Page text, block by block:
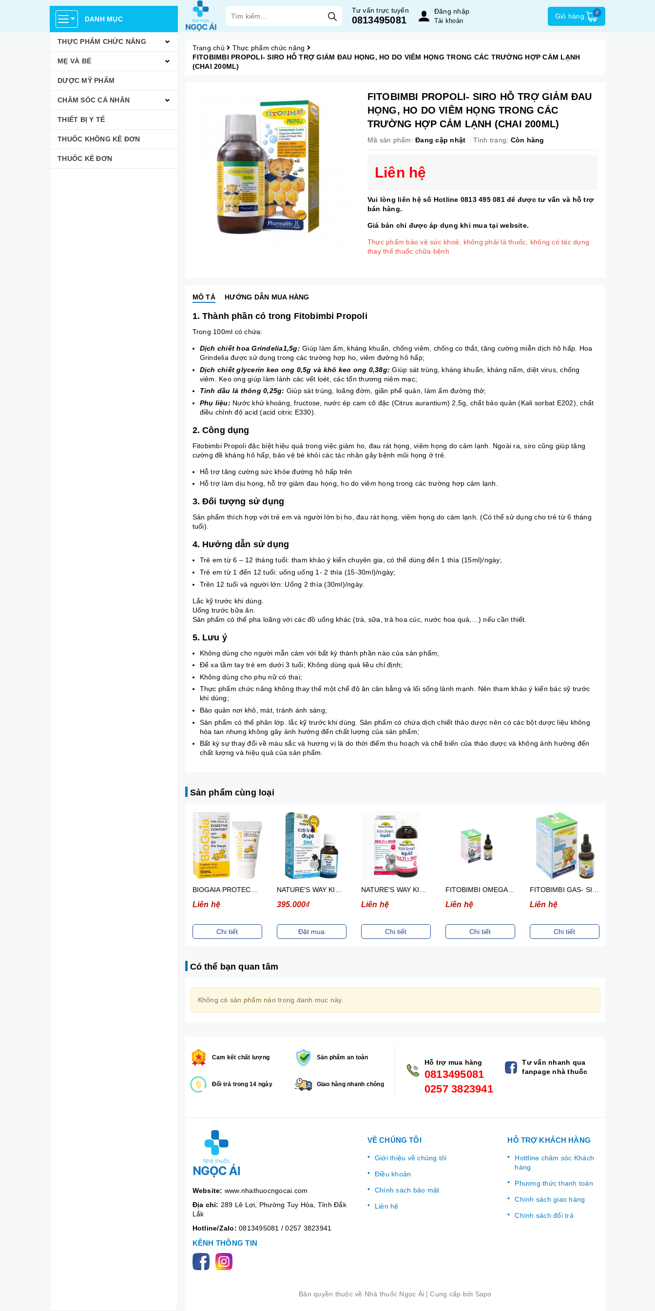
DANH MỤC
THỰC PHẨM CHỨC NĂNG
MẸ VÀ BÉ
DƯỢC MỸ PHẨM
CHĂM SÓC CÁ NHÂN
THIẾT BỊ Y TẾ
THUỐC KHÔNG KÊ ĐƠN
THUỐC KÊ ĐƠN
Tư vấn trực tuyến
0813495081
Đăng nhập
Tài khoản
Giỏ hàng 0
Trang chủ
Thực phẩm chức năng
FITOBIMBI PROPOLI- SIRO HỖ TRỢ GIẢM ĐAU HỌNG, HO DO VIÊM HỌNG TRONG CÁC TRƯỜNG HỢP CẢM LẠNH
(CHAI 200ML)
FITOBIMBI PROPOLI- SIRO HỖ TRỢ GIẢM ĐAU
HỌNG, HO DO VIÊM HỌNG TRONG CÁC
TRƯỜNG HỢP CẢM LẠNH (CHAI 200ML)
Mã sản phẩm: Đang cập nhật Tình trạng: Còn hàng
Liên hệ
Vui lòng liên hệ số Hotline 0813 495 081 để được tư vấn và hỗ trợ
bán hàng.
Giá bán chỉ được áp dụng khi mua tại website.
Thực phẩm bảo vệ sức khoẻ, không phải là thuốc, không có tác dụng
thay thế thuốc chữa bệnh.
MÔ TẢ HƯỚNG DẪN MUA HÀNG
1. Thành phần có trong Fitobimbi Propoli
Trong 100ml có chứa:
Dịch chiết hoa Grindelia1,5g: Giúp làm ấm, kháng khuẩn, chống viêm, chống co thắt, tăng cường miễn dịch hô hấp. Hoa
Grindelia được sử dụng trong các trường hợp ho, viêm đường hô hấp;
Dịch chiết glycerin keo ong 0,5g và khô keo ong 0,38g:Giúp sát trùng, kháng khuẩn, kháng nấm, diệt virus, chống
viêm. Keo ong giúp làm lành các vết loét, các tổn thương niêm mạc;
Tinh dầu lá thông 0,25g: Giúp sát trùng, loãng đờm, giãn phế quản, làm ấm đường thở;
Phụ liệu: Nước khử khoáng, fructose, nước ép cam cô đặc (Citrus aurantium) 2,5g, chất bảo quản (Kali sorbat E202), chất
điều chỉnh độ acid (acid citric E330).
2. Công dụng
Fitobimbi Propoli đặc biệt hiệu quả trong việc giảm ho, đau rát họng, viêm họng do cảm lạnh. Ngoài ra, siro cũng giúp tăng
cường đề kháng hô hấp, bảo vệ bé khỏi các tác nhân gây bệnh mũi họng ở trẻ.
Hỗ trợ tăng cường sức khỏe đường hô hấp trên
‍Hỗ trợ làm dịu họng, hỗ trợ giảm đau họng, ho do viêm họng trong các trường hợp cảm lạnh.
3. Đối tượng sử dụng
‍Sản phẩm thích hợp với trẻ em và người lớn bị ho, đau rát họng, viêm họng do cảm lạnh. (Có thể sử dụng cho trẻ từ 6 tháng
tuổi).
4. Hướng dẫn sử dụng
Trẻ em từ 6 – 12 tháng tuổi: tham khảo ý kiến chuyên gia, có thể dùng đến 1 thìa (15ml)/ngày;
Trẻ em từ 1 đến 12 tuổi: uống uống 1- 2 thìa (15-30ml)/ngày;
Trên 12 tuổi và người lớn: Uống 2 thìa (30ml)/ngày.
Lắc kỹ trước khi dùng.
Uống trước bữa ăn.
Sản phẩm có thể pha loãng với các đồ uống khác (trà, sữa, trà hoa cúc, nước hoa quả,…) nếu cần thiết.
5. Lưu ý
Không dùng cho người mẫn cảm với bất kỳ thành phần nào của sản phẩm;
Để xa tầm tay trẻ em dưới 3 tuổi; Không dùng quá liều chỉ định;
Không dùng cho phụ nữ có thai;
Thực phẩm chức năng không thay thế một chế độ ăn cân bằng và lối sống lành mạnh. Nên tham khảo ý kiến bác sỹ trước
khi dùng;
Bảo quản nơi khô, mát, tránh ánh sáng;
Sản phẩm có thể phân lớp. lắc kỹ trước khi dùng. Sản phẩm có chứa dịch chiết thảo dược nên có các bột dược liệu không
hòa tan nhưng không gây ảnh hưởng đến chất lượng của sản phẩm;
Bất kỳ sự thay đổi về màu sắc và hương vị là do thời điểm thu hoạch và chế biến của thảo dược và không ảnh hưởng đến
chất lượng và hiệu quả của sản phẩm.
Sản phẩm cùng loại
Liên hệ
Chi tiết
395.000₫
Đặt mua
Liên hệ
Chi tiết
FITOBIMBI OMEGA JUNIOR- SIRO HỖ TRỢ PHÁT TRIỂN NÃO CỦA TRẺ (CHAI 30ML )
Liên hệ
Chi tiết
Liên hệ
Chi tiết
Có thể bạn quan tâm
Không có sản phẩm nào trong danh mục này.
Cam kết chất lượng Sản phẩm an toàn
Đổi trả trong 14 ngày Giao hàng nhanh chóng
Hỗ trợ mua hàng
0813495081
0257 3823941
Tư vấn nhanh qua
fanpage nhà thuốc
Website: www.nhathuocngocai.com
Địa chỉ: 289 Lê Lợi, Phường Tuy Hòa, Tỉnh Đắk
Lắk
Hotline/Zalo: 0813495081 /0257 3823941
KÊNH THÔNG TIN
VỀ CHÚNG TÔI
Giới thiệu về chúng tôi
Điều khoản
Chính sách bảo mật
Liên hệ
HỖ TRỢ KHÁCH HÀNG
Hottline chăm sóc Khách
hàng
Phương thức thanh toán
Chính sách giao hàng
Chính sách đổi trả
Bản quyền thuộc về Nhà thuốc Ngọc Ái | Cung cấp bởi Sapo